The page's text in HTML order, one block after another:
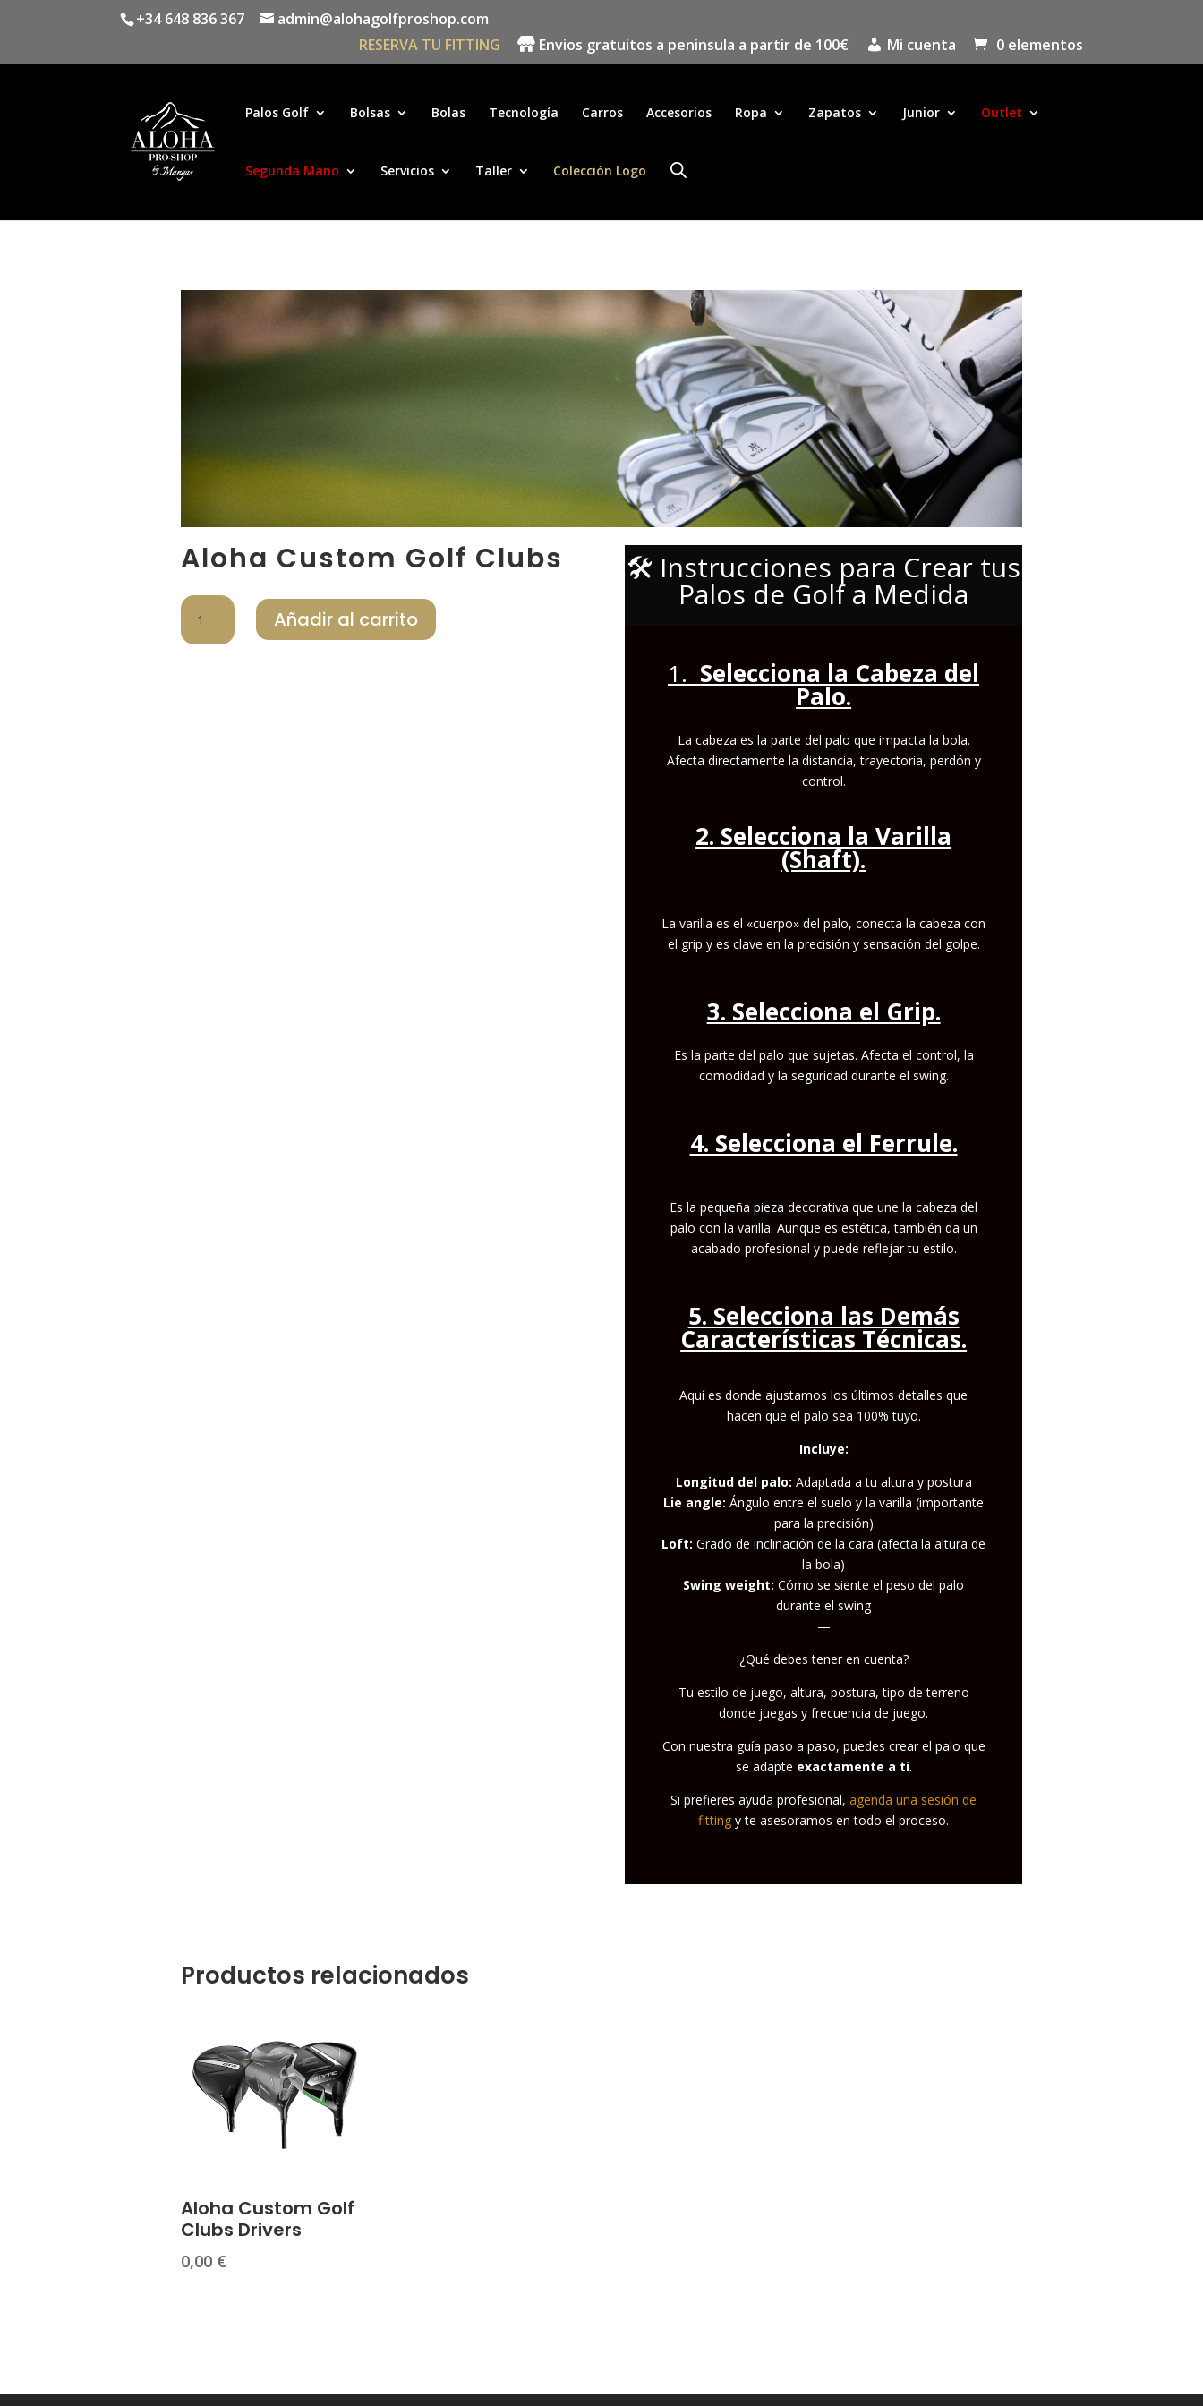
+34 648 836 367
admin@alohagolfproshop.com
RESERVA TU FITTING
Envios gratuitos a peninsula a partir de 100€ Mi cuenta 0 elementos
Palos Golf Bolsas Bolas Tecnología Carros Accesorios Ropa Zapatos Junior Outlet
Segunda Mano Servicios Taller Colección Logo
Aloha Custom Golf Clubs
Aloha
Custom
Golf
Añadir al carrito
🛠️ Instrucciones para Crear tus
Palos de Golf a Medida
1. Selecciona la Cabeza del
Palo.
La cabeza es la parte del palo que impacta la bola.
Afecta directamente la distancia, trayectoria, perdón y
control.
2. Selecciona la Varilla
(Shaft).
La varilla es el «cuerpo» del palo, conecta la cabeza con
el grip y es clave en la precisión y sensación del golpe.
3. Selecciona el Grip.
Es la parte del palo que sujetas. Afecta el control, la
comodidad y la seguridad durante el swing.
4. Selecciona el Ferrule.
Es la pequeña pieza decorativa que une la cabeza del
palo con la varilla. Aunque es estética, también da un
acabado profesional y puede reflejar tu estilo.
5. Selecciona las Demás
Características Técnicas.
Aquí es donde ajustamos los últimos detalles que
hacen que el palo sea 100% tuyo.
Incluye:
Longitud del palo: Adaptada a tu altura y postura
Lie angle: Ángulo entre el suelo y la varilla (importante
para la precisión)
Loft: Grado de inclinación de la cara (afecta la altura de
la bola)
Swing weight: Cómo se siente el peso del palo
durante el swing
—
¿Qué debes tener en cuenta?
Tu estilo de juego, altura, postura, tipo de terreno
donde juegas y frecuencia de juego.
Con nuestra guía paso a paso, puedes crear el palo que
se adapte exactamente a ti.
Si prefieres ayuda profesional,agenda una sesión de
fitting y te asesoramos en todo el proceso.
Productos relacionados
Aloha Custom Golf
Clubs Drivers
0,00 €